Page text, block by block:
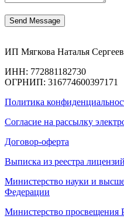
ИП Мягкова Наталья
ИНН: 772881182730
ОГРНИП: 316774600397171
Политика
Согласие на рассылку
Договор-оферта
Выписка из реестра лицензий
Министерство науки и
Федерации
Министерство просвещения